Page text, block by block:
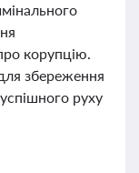
корупцію.
збереження
руху